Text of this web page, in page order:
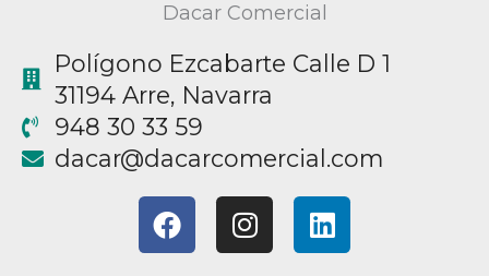
Dacar Comercial
Polígono Ezcabarte Calle D 1
31194 Arre, Navarra
948 30 33 59
moc.laicremocracad
@racad
F
a
I
n
L
i